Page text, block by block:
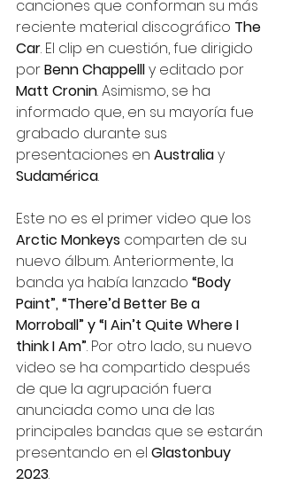
canciones que conforman su más
reciente material discográfico The
Car. El clip en cuestión, fue dirigido
por Benn Chappelll y editado por
Matt Cronin. Asimismo, se ha
informado que, en su mayoría fue
grabado durante sus
presentaciones en Australia y
Sudamérica.
Este no es el primer video que los
Arctic Monkeys comparten de su
nuevo álbum. Anteriormente, la
banda ya había lanzado “Body
Paint”, “There’d Better Be a
Morroball” y “I Ain’t Quite Where I
think I Am”. Por otro lado, su nuevo
video se ha compartido después
de que la agrupación fuera
anunciada como una de las
principales bandas que se estarán
presentando en el Glastonbuy
2023.